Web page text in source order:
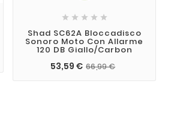
    
Shad SC62A Bloccadisco
Sonoro Moto Con Allarme
120 DB Giallo/carbon
53,59 € 66,99 €